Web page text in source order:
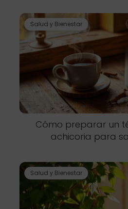
Salud y Bienestar
Cómo preparar un
achicoria para
Salud y Bienestar